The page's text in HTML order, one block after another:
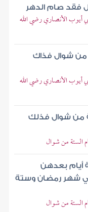
فقد صام الدهر
أيوب الأنصاري رضي الله
من شوال فذاك
أيوب الأنصاري رضي الله
من شوال فذلك
الستة من شوال
بعدهن
شهر رمضان وستة
الستة من شوال